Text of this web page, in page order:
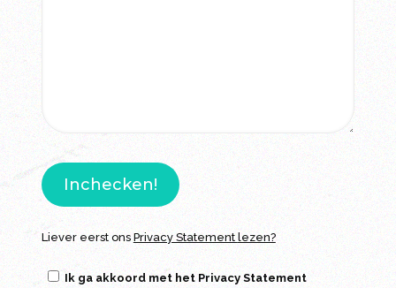
Liever eerst ons Privacy Statement lezen?
Ik ga akkoord met het Privacy Statement